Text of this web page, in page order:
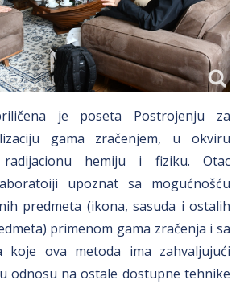
je poseta Postrojenju za
gama zračenjem, u okviru
hemiju i fiziku. Otac
upoznat sa mogućnošću
predmeta (ikona, sasuda i ostalih
primenom gama zračenja i sa
koje ova metoda ima zahvaljujući
odnosu na ostale dostupne tehnike